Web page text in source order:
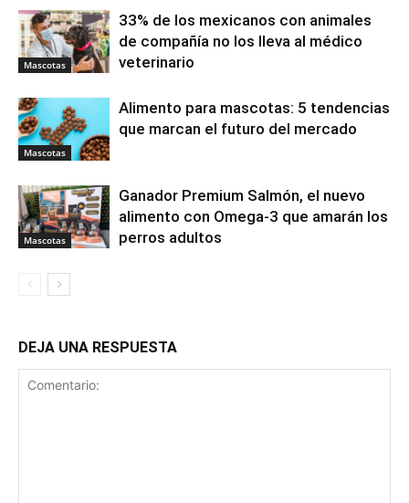
Mascotas
33% de los mexicanos con animales
de compañía no los lleva al médico
veterinario
Mascotas
Alimento para mascotas: 5 tendencias
que marcan el futuro del mercado
Mascotas
Ganador Premium Salmón, el nuevo
alimento con Omega-3 que amarán los
perros adultos
DEJA UNA RESPUESTA